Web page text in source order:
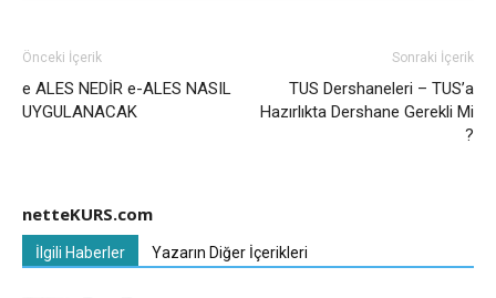
Önceki İçerik
e ALES NEDİR e-ALES NASIL
UYGULANACAK
Sonraki İçerik
TUS Dershaneleri – TUS’a
Hazırlıkta Dershane Gerekli Mi
?
netteKURS.com
İlgili Haberler Yazarın Diğer İçerikleri